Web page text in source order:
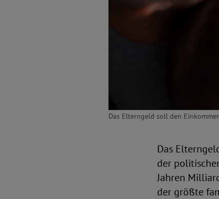
Das Elterngeld soll den
Das
der
Jahren
der größte